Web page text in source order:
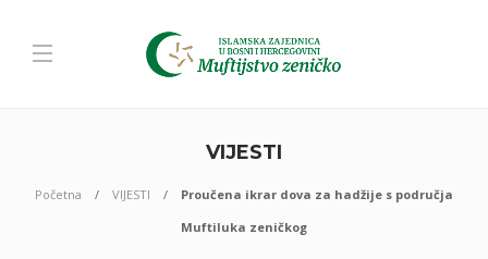
VIJESTI
Početna VIJESTI
Proučena ikrar dova za hadžije s područja
Muftiluka zeničkog